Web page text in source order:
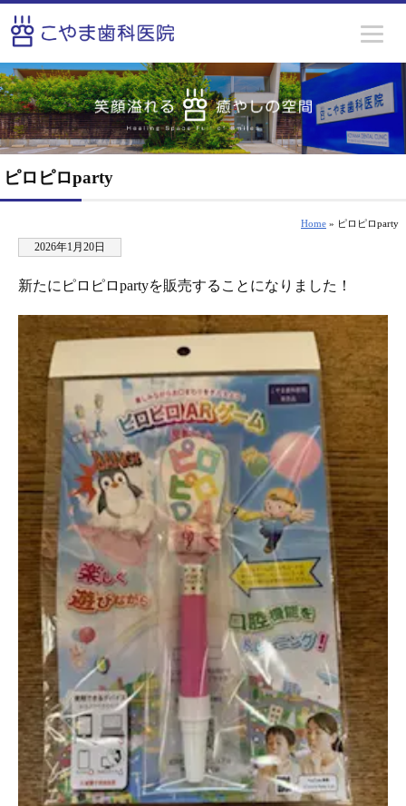
ピロピロparty
Home » ピロピロparty
2026年1月20日
新たにピロピロpartyを販売することになりました！